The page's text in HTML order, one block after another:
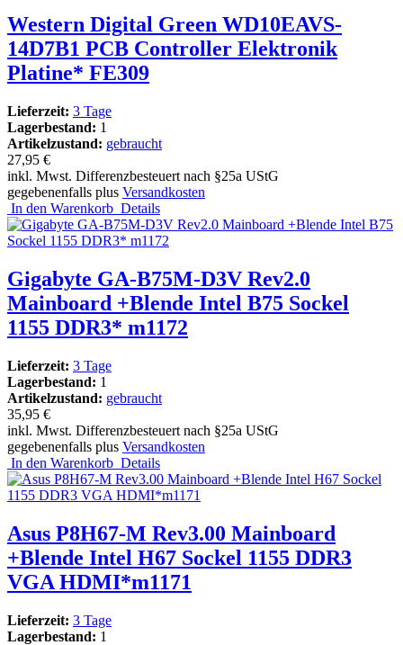
Western Digital Green WD10EAVS-
14D7B1 PCB Controller Elektronik
Platine* FE309
Lieferzeit: 3 Tage
Lagerbestand: 1
Artikelzustand: gebraucht
27,95 €
inkl. Mwst. Differenzbesteuert nach §25a UStG
gegebenenfalls plus Versandkosten
In den Warenkorb Details
Gigabyte GA-B75M-D3V Rev2.0
Mainboard +Blende Intel B75 Sockel
1155 DDR3* m1172
Lieferzeit: 3 Tage
Lagerbestand: 1
Artikelzustand: gebraucht
35,95 €
inkl. Mwst. Differenzbesteuert nach §25a UStG
gegebenenfalls plus Versandkosten
In den Warenkorb Details
Asus P8H67-M Rev3.00 Mainboard
+Blende Intel H67 Sockel 1155 DDR3
VGA HDMI*m1171
Lieferzeit: 3 Tage
Lagerbestand: 1